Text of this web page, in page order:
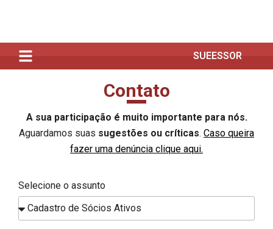
SUEESSOR
Contato
A sua participação é muito importante para nós.
Aguardamos suas sugestões ou críticas. Caso queira
fazer uma denúncia clique aqui.
Selecione o assunto